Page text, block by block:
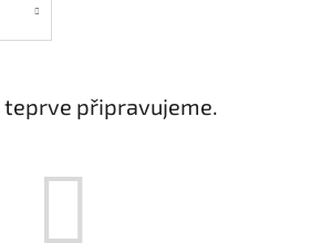
teprve připravujeme.